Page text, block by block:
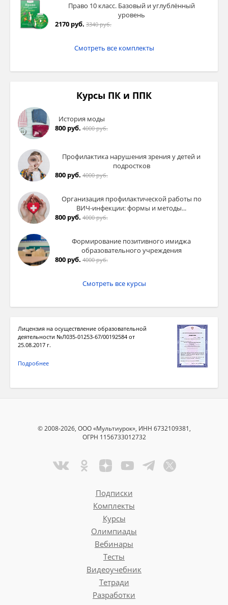
Право 10 класс. Базовый и углублённый
уровень
2170 руб. 3340 руб.
Смотреть все комплекты
Курсы ПК и ППК
История моды
800 руб. 4000 руб.
Профилактика нарушения зрения у детей и
подростков
800 руб. 4000 руб.
Организация профилактической работы по
ВИЧ-инфекции: формы и методы...
800 руб. 4000 руб.
Формирование позитивного имиджа
образовательного учреждения
800 руб. 4000 руб.
Смотреть все курсы
Лицензия на осуществление образовательной
деятельности №Л035-01253-67/00192584 от
25.08.2017 г.
Подробнее
© 2008-2026, ООО «Мультиурок», ИНН 6732109381,
ОГРН 1156733012732
Подписки
Комплекты
Курсы
Олимпиады
Вебинары
Тесты
Видеоучебник
Тетради
Разработки